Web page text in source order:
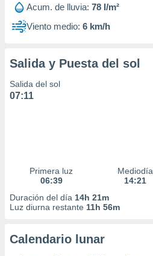
Acum. de lluvia: 78 l/m²
Viento medio: 6 km/h
Salida y Puesta del sol
Salida del sol
07:11
Primera luz
06:39
Mediodía
14:21
Duración del día 14h 21m
Luz diurna restante 11h 56m
Calendario lunar